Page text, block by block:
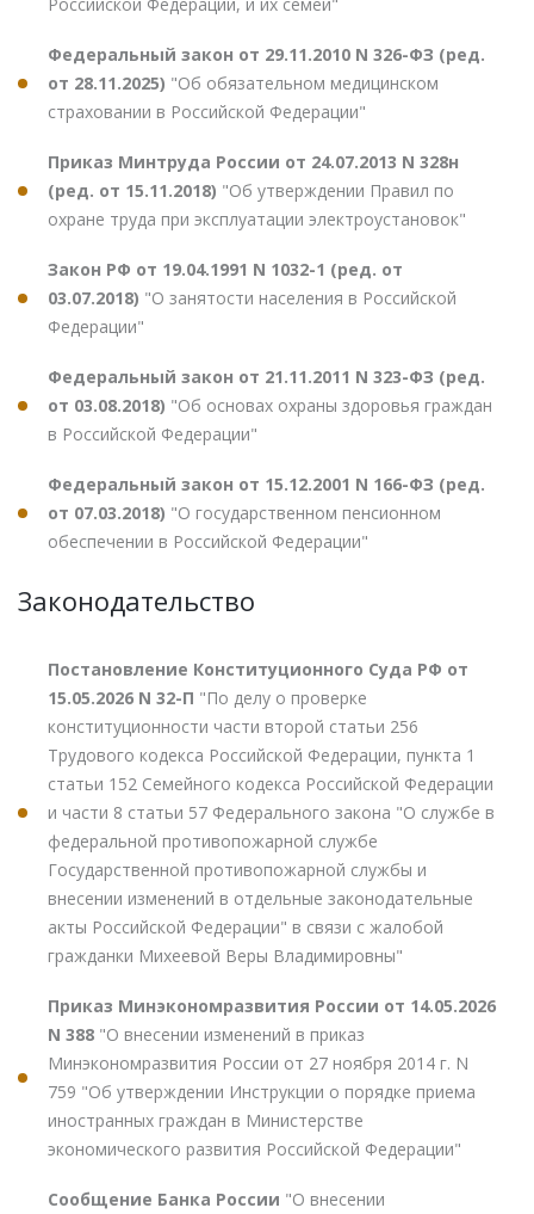
Федеральный закон от 29.11.2010 N 326-ФЗ (ред.
от 28.11.2025) "Об обязательном медицинском
страховании в Российской Федерации"
Приказ Минтруда России от 24.07.2013 N 328н
(ред. от 15.11.2018) "Об утверждении Правил по
охране труда при эксплуатации электроустановок"
Закон РФ от 19.04.1991 N 1032-1 (ред. от
03.07.2018) "О занятости населения в Российской
Федерации"
Федеральный закон от 21.11.2011 N 323-ФЗ (ред.
от 03.08.2018) "Об основах охраны здоровья граждан
в Российской Федерации"
Федеральный закон от 15.12.2001 N 166-ФЗ (ред.
от 07.03.2018) "О государственном пенсионном
обеспечении в Российской Федерации"
Законодательство
Постановление Конституционного Суда РФ от
15.05.2026 N 32-П "По делу о проверке
конституционности части второй статьи 256
Трудового кодекса Российской Федерации, пункта 1
статьи 152 Семейного кодекса Российской Федерации
и части 8 статьи 57 Федерального закона "О службе в
федеральной противопожарной службе
Государственной противопожарной службы и
внесении изменений в отдельные законодательные
акты Российской Федерации" в связи с жалобой
гражданки Михеевой Веры Владимировны"
Приказ Минэкономразвития России от 14.05.2026
N 388 "О внесении изменений в приказ
Минэкономразвития России от 27 ноября 2014 г. N
759 "Об утверждении Инструкции о порядке приема
иностранных граждан в Министерстве
экономического развития Российской Федерации"
Сообщение Банка России "О внесении